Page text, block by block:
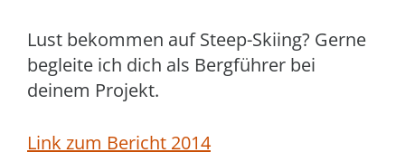
Lust bekommen auf Steep-Skiing? Gerne
begleite ich dich als Bergführer bei
deinem Projekt.
Link zum Bericht 2014